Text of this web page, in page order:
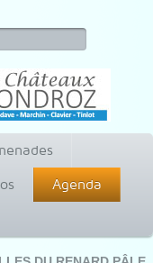
Agenda